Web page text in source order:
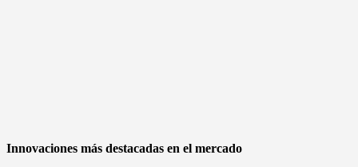
Innovaciones más destacadas en el mercado